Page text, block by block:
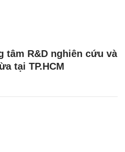
tâm R&D nghiên cứu và
tại TP.HCM